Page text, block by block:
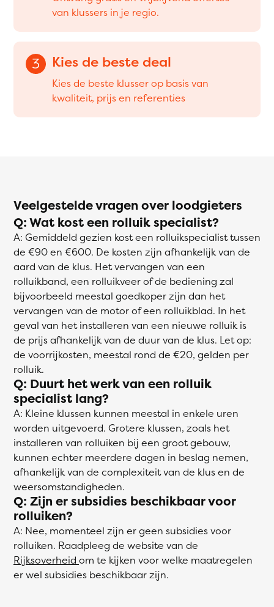
van klussers in je regio.
3 Kies de beste deal
Kies de beste klusser op basis van
kwaliteit, prijs en referenties
Veelgestelde vragen over loodgieters
Q: Wat kost een rolluik specialist?
A: Gemiddeld gezien kost een rolluikspecialist tussen
de €90 en €600. De kosten zijn afhankelijk van de
aard van de klus. Het vervangen van een
rolluikband, een rolluikveer of de bediening zal
bijvoorbeeld meestal goedkoper zijn dan het
vervangen van de motor of een rolluikblad. In het
geval van het installeren van een nieuwe rolluik is
de prijs afhankelijk van de duur van de klus. Let op:
de voorrijkosten, meestal rond de €20, gelden per
rolluik.
Q: Duurt het werk van een rolluik
specialist lang?
A: Kleine klussen kunnen meestal in enkele uren
worden uitgevoerd. Grotere klussen, zoals het
installeren van rolluiken bij een groot gebouw,
kunnen echter meerdere dagen in beslag nemen,
afhankelijk van de complexiteit van de klus en de
weersomstandigheden.
Q: Zijn er subsidies beschikbaar voor
rolluiken?
A: Nee, momenteel zijn er geen subsidies voor
rolluiken. Raadpleeg de website van de
Rijksoverheid om te kijken voor welke maatregelen
er wel subsidies beschikbaar zijn.